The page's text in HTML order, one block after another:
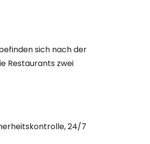
sich nach der
Restaurants zwei
24/7